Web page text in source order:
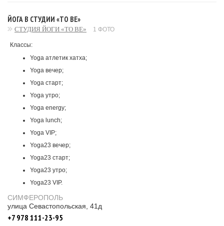
ЙОГА В СТУДИИ «TO BE»
СТУДИЯ ЙОГИ «TO BE» 1 ФОТО
Классы:
Yoga атлетик хатха;
Yoga вечер;
Yoga старт;
Yoga утро;
Yoga energy;
Yoga lunch;
Yoga VIP;
Yoga23 вечер;
Yoga23 старт;
Yoga23 утро;
Yoga23 VIP.
СИМФЕРОПОЛЬ
улица Севастопольская, 41д
+7 978 111-23-95